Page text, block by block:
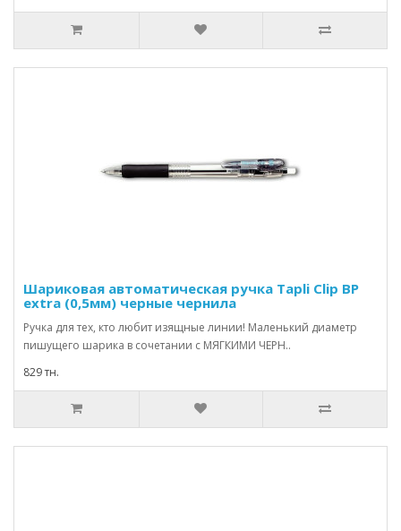
Шариковая автоматическая ручка Tapli Clip BP
extra (0,5мм) черные чернила
Ручка для тех, кто любит изящные линии! Маленький диаметр
пишущего шарика в сочетании с МЯГКИМИ ЧЕРН..
829 тн.